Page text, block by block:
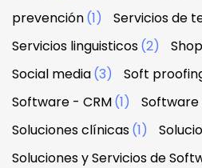
prevención(1) Servicios de
Servicios linguisticos(2)
Social media(3) Soft
Software - CRM(1) Software
Soluciones clínicas(1)
Soluciones y Servicios de